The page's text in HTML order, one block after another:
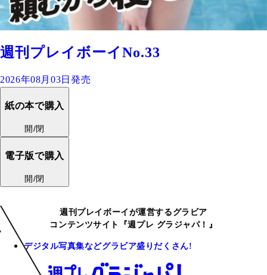
週刊プレイボーイNo.33
2026年08月03日発売
紙の本で購入
開/閉
電子版で購入
開/閉
週刊プレイボーイが運営するグラビア
コンテンツサイト『週プレ グラジャパ！』
デジタル写真集などグラビア盛りだくさん!